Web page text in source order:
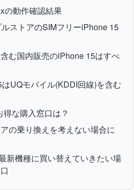
の動作確認結果
ストアのSIMフリーiPhone 15
む国内販売のiPhone 15はすべ
UQモバイル(KDDI回線)を含む
な購入窓口は？
の乗り換えを考えない場合に
新機種に買い替えていきたい場